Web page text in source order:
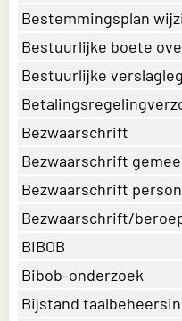
Bestemmingsplan
Bestuurlijke boete
Bestuurlijke
Bezwaarschrift
Bezwaarschrift
Bezwaarschrift
Bezwaarschrift/
BIBOB
Bibob-onderzoek
Bijstand